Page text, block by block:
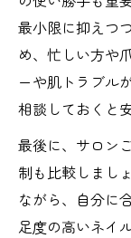
最小限に抑えつ
め、忙しい方や
ーや肌トラブル
相談しておくと
最後に、サロン
制も比較しまし
ながら、自分に
足度の高いネイ